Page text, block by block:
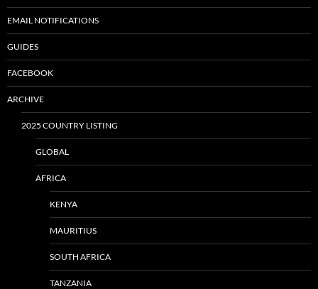
EMAIL NOTIFICATIONS
GUIDES
FACEBOOK
ARCHIVE
2025 COUNTRY LISTING
GLOBAL
AFRICA
KENYA
MAURITIUS
SOUTH AFRICA
TANZANIA